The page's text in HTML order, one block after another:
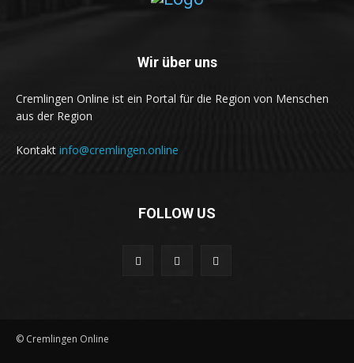
Wir über uns
Cremlingen Online ist ein Portal für die Region von Menschen
aus der Region
Kontakt info@cremlingen.online
FOLLOW US
© Cremlingen Online